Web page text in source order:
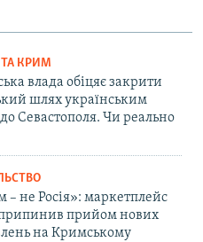
ТА КРИМ
влада обіцяє закрити
шлях українським
Севастополя. Чи реально
– не Росія»: маркетплейс
прийом нових
на Кримському